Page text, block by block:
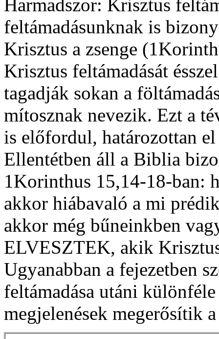
Harmadszor: Krisztus
feltámadásunknak is
Krisztus a zsenge
Krisztus feltámadását
tagadják sokan a
mítosznak nevezik. Ezt a
is előfordul, határozottan
Ellentétben áll a Biblia
1Korinthus 15,14-18-ban:
akkor hiábavaló a mi
akkor még bűneinkben
ELVESZTEK, akik
Ugyanabban a fejezetben
feltámadása utáni
megjelenések megerősítik